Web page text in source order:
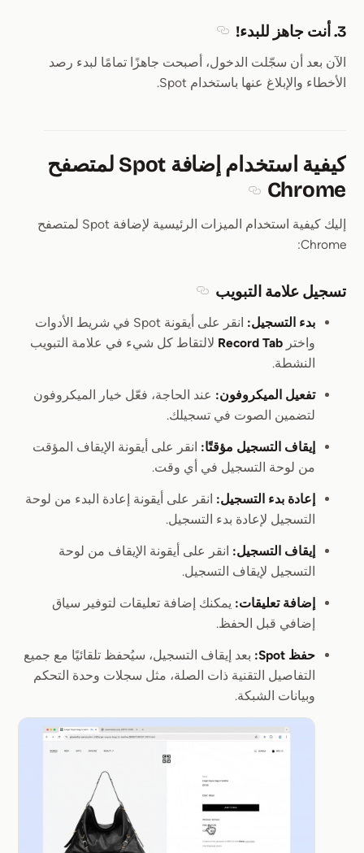
3. أنت جاهز للبدء!
الآن بعد أن سجّلت الدخول، أصبحت جاهزًا تمامًا لبدء رصد
الأخطاء والإبلاغ عنها باستخدام Spot.
كيفية استخدام إضافة Spot لمتصفح
Chrome
إليك كيفية استخدام الميزات الرئيسية لإضافة Spot لمتصفح
Chrome:
تسجيل علامة التبويب
بدء التسجيل:
انقر على أيقونة Spot في شريط الأدوات
واختر Record Tab لالتقاط كل شيء في علامة التبويب
النشطة.
تفعيل الميكروفون: عند الحاجة، فعّل خيار الميكروفون
لتضمين الصوت في تسجيلك.
إيقاف التسجيل مؤقتًا: انقر على أيقونة الإيقاف المؤقت
من لوحة التسجيل في أي وقت.
إعادة بدء التسجيل: انقر على أيقونة إعادة البدء من لوحة
التسجيل لإعادة بدء التسجيل.
إيقاف التسجيل: انقر على أيقونة الإيقاف من لوحة
التسجيل لإيقاف التسجيل.
إضافة تعليقات: يمكنك إضافة تعليقات لتوفير سياق
إضافي قبل الحفظ.
حفظ Spot:
بعد إيقاف التسجيل، سيُحفظ تلقائيًا مع جميع
التفاصيل التقنية ذات الصلة، مثل سجلات وحدة التحكم
وبيانات الشبكة.